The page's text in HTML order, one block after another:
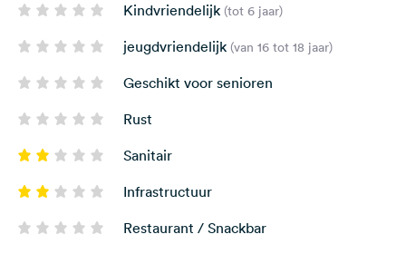
Kindvriendelijk (tot 6 jaar)
jeugdvriendelijk (van 16 tot 18 jaar)
Geschikt voor senioren
Rust
Sanitair
Infrastructuur
Restaurant / Snackbar